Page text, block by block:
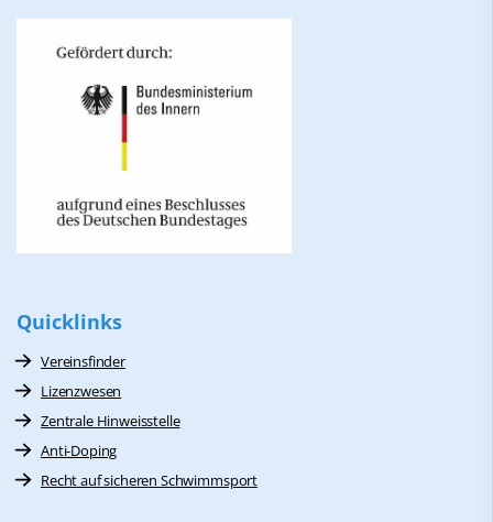
Quicklinks
Vereinsfinder
Lizenzwesen
Zentrale Hinweisstelle
Anti-Doping
Recht auf sicheren Schwimmsport